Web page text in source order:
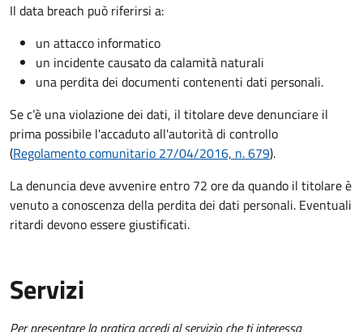
Il data breach può riferirsi a:
un attacco informatico
un incidente causato da calamità naturali
una perdita dei documenti contenenti dati personali.
Se c’è una violazione dei dati, il titolare deve denunciare il
prima possibile l'accaduto all'autorità di controllo
(Regolamento comunitario 27/04/2016, n. 679).
La denuncia deve avvenire entro 72 ore da quando il titolare è
venuto a conoscenza della perdita dei dati personali. Eventuali
ritardi devono essere giustificati.
Servizi